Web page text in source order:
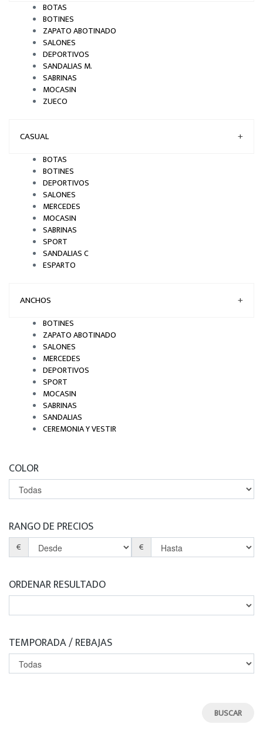
BOTAS
BOTINES
ZAPATO ABOTINADO
SALONES
DEPORTIVOS
SANDALIAS M.
SABRINAS
MOCASIN
ZUECO
CASUAL +
BOTAS
BOTINES
DEPORTIVOS
SALONES
MERCEDES
MOCASIN
SABRINAS
SPORT
SANDALIAS C
ESPARTO
ANCHOS +
BOTINES
ZAPATO ABOTINADO
SALONES
MERCEDES
DEPORTIVOS
SPORT
MOCASIN
SABRINAS
SANDALIAS
CEREMONIA Y VESTIR
COLOR
RANGO DE PRECIOS
€ €
ORDENAR RESULTADO
TEMPORADA / REBAJAS